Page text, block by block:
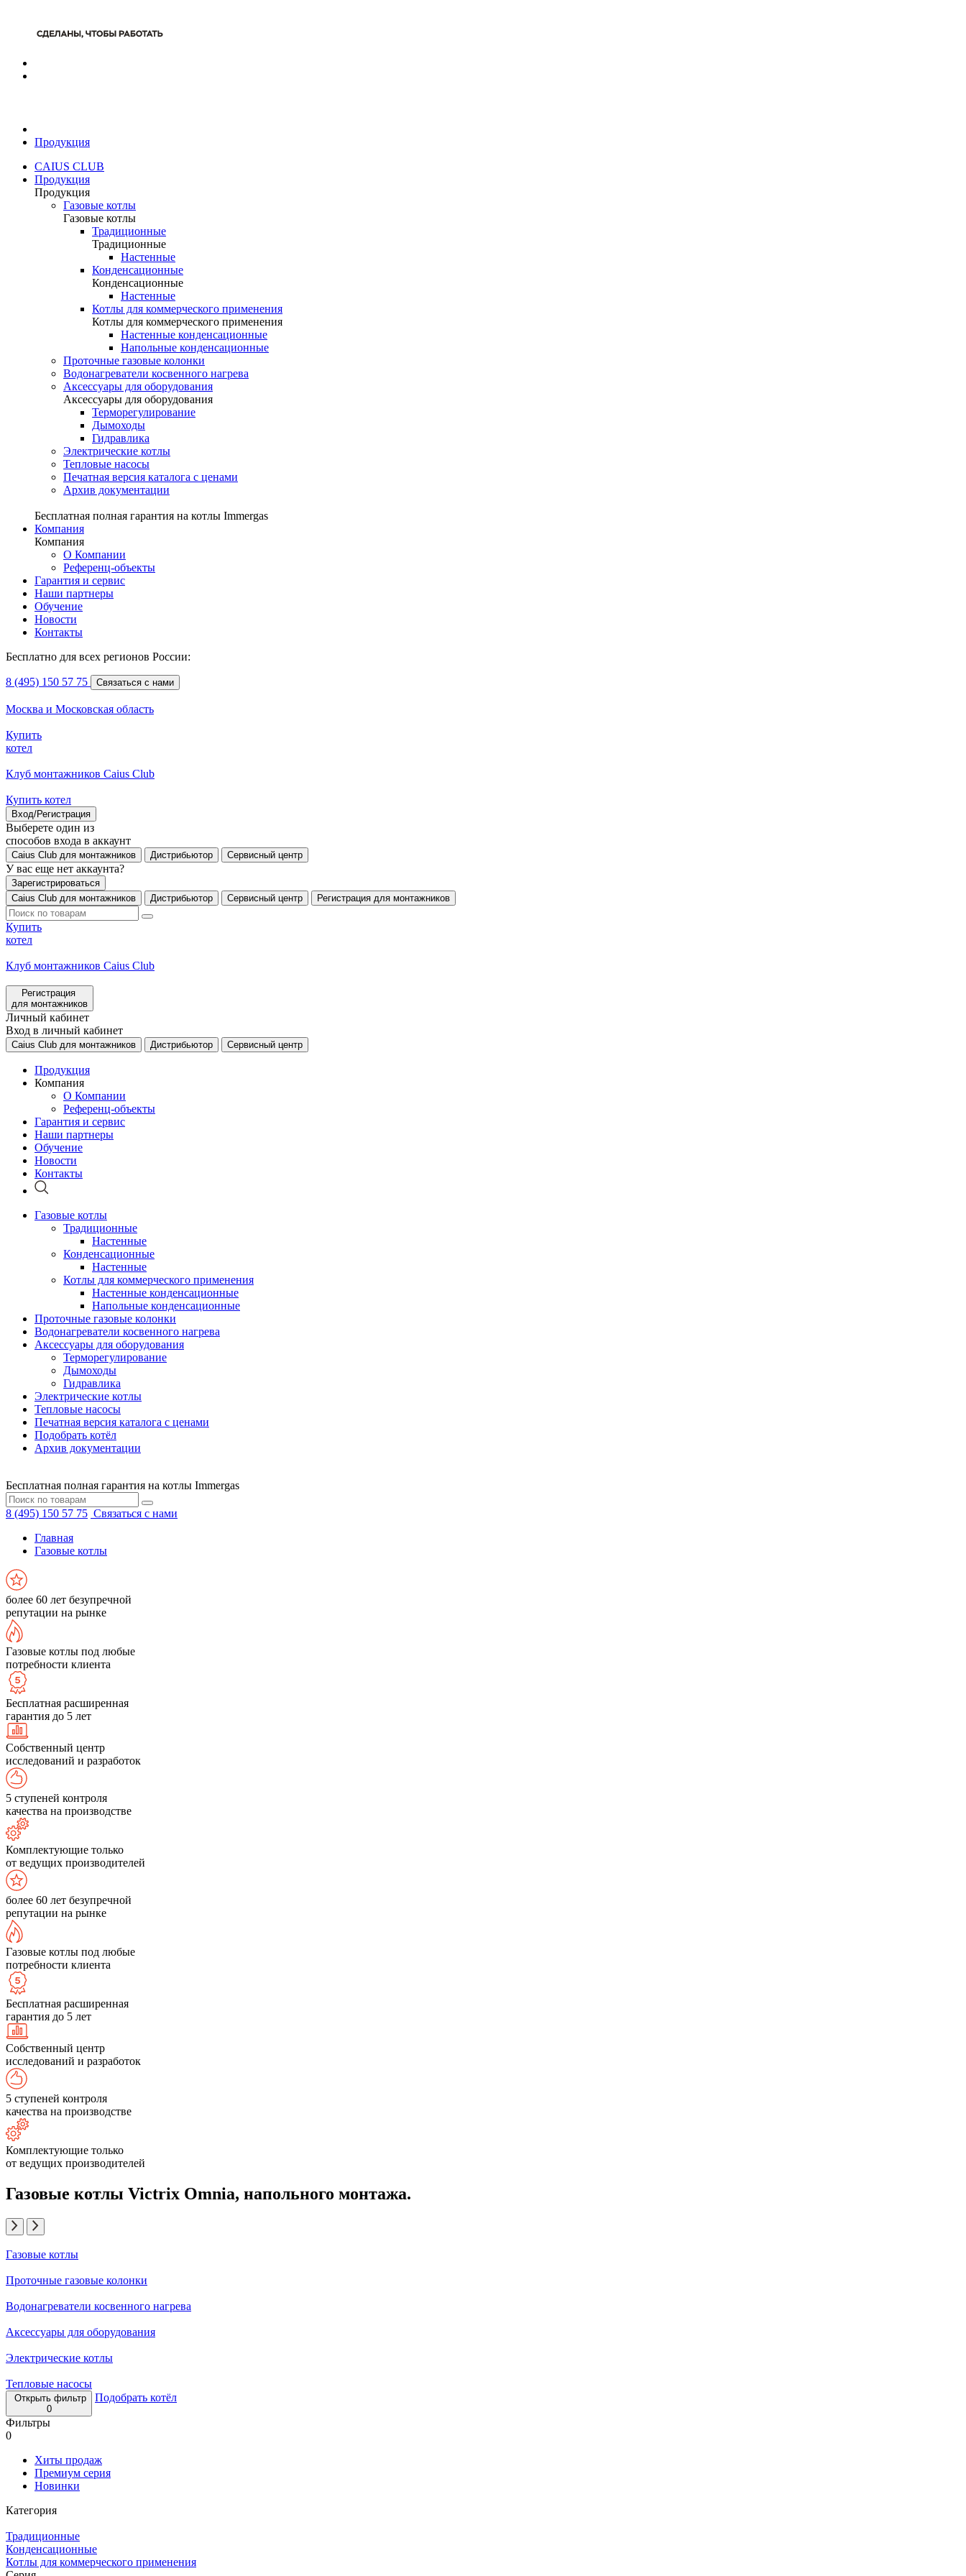
Продукция
CAIUS CLUB
Продукция
Продукция
Газовые котлы
Газовые котлы
Традиционные
Традиционные
Настенные
Конденсационные
Конденсационные
Настенные
Котлы для коммерческого применения
Котлы для коммерческого применения
Настенные конденсационные
Напольные конденсационные
Проточные газовые колонки
Водонагреватели косвенного нагрева
Аксессуары для оборудования
Аксессуары для оборудования
Терморегулирование
Дымоходы
Гидравлика
Электрические котлы
Тепловые насосы
Печатная версия каталога с ценами
Архив документации
Бесплатная полная гарантия на котлы Immergas
Компания
Компания
О Компании
Референц-объекты
Гарантия и сервис
Наши партнеры
Обучение
Новости
Контакты
Бесплатно для всех регионов России:
8 (495) 150 57 75 Связаться с нами
Москва и Московская область
Купить
котел
Клуб монтажников Caius Club
Купить котел
Вход/Регистрация
Выберете один из
способов входа в аккаунт
Caius Club для монтажников Дистрибьютор Сервисный центр
У вас еще нет аккаунта?
Зарегистрироваться
Caius Club для монтажников
Дистрибьютор Сервисный центр Регистрация для монтажников
Купить
котел
Клуб монтажников Caius Club
Регистрация
для монтажников
Личный кабинет
Вход в личный кабинет
Caius Club для монтажников Дистрибьютор Сервисный центр
Продукция
Компания
О Компании
Референц-объекты
Гарантия и сервис
Наши партнеры
Обучение
Новости
Контакты
Газовые котлы
Традиционные
Настенные
Конденсационные
Настенные
Котлы для коммерческого применения
Настенные конденсационные
Напольные конденсационные
Проточные газовые колонки
Водонагреватели косвенного нагрева
Аксессуары для оборудования
Терморегулирование
Дымоходы
Гидравлика
Электрические котлы
Тепловые насосы
Печатная версия каталога с ценами
Подобрать котёл
Архив документации
Бесплатная полная гарантия на котлы Immergas
8 (495) 150 57 75 Связаться с нами
Главная
Газовые котлы
более 60 лет безупречной
репутации на рынке
Газовые котлы под любые
потребности клиента
Бесплатная расширенная
гарантия до 5 лет
Собственный центр
исследований и разработок
5 ступеней контроля
качества на производстве
Комплектующие только
от ведущих производителей
более 60 лет безупречной
репутации на рынке
Газовые котлы под любые
потребности клиента
Бесплатная расширенная
гарантия до 5 лет
Собственный центр
исследований и разработок
5 ступеней контроля
качества на производстве
Комплектующие только
от ведущих производителей
Газовые котлы Victrix Omnia, напольного монтажа.
Газовые котлы
Проточные газовые колонки
Водонагреватели косвенного нагрева
Аксессуары для оборудования
Электрические котлы
Тепловые насосы
Открыть фильтр
0
Подобрать котёл
Фильтры
0
Хиты продаж
Премиум серия
Новинки
Категория
Традиционные
Конденсационные
Котлы для коммерческого применения